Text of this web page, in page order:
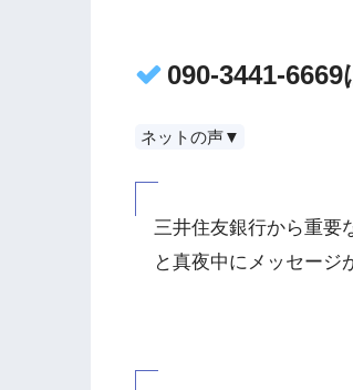
090-3441-
ネットの声▼
三井住友銀行から重要
と真夜中にメッセージ